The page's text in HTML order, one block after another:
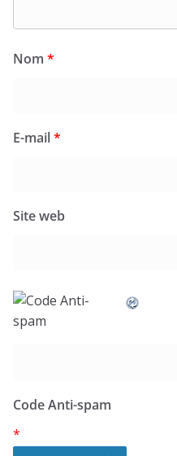
Nom *
E-mail*
Site web
Code Anti-spam
*